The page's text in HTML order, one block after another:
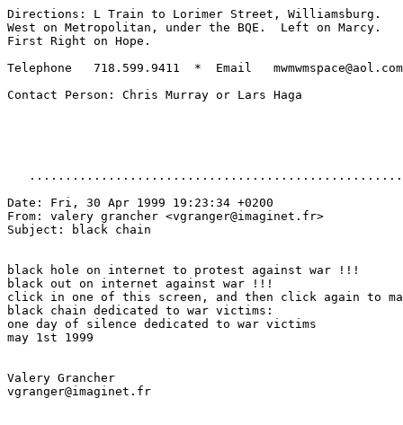
Directions: L Train to Lorimer Street, Williamsburg.
West on Metropolitan, under the BQE.  Left on Marcy.
First Right on Hope.
Telephone   718.599.9411  *  Email   mwmwmspace@aol.com
Contact Person: Chris Murray or Lars Haga
Date: Fri, 30 Apr 1999 19:23:34 +0200
From: valery grancher <vgranger@imaginet.fr>
Subject: black chain
black hole on internet to protest against war !!!
black out on internet against war !!!
click in one of this screen, and then click again to
black chain dedicated to war victims:
one day of silence dedicated to war victims
may 1st 1999
Valery Grancher
vgranger@imaginet.fr